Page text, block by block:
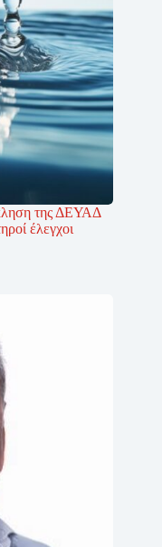
της ΔΕΥΑΔ
έλεγχοι